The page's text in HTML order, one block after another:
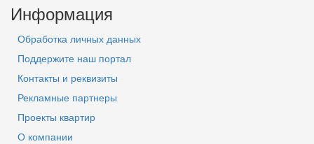
Информация
Обработка личных данных
Поддержите наш портал
Контакты и реквизиты
Рекламные партнеры
Проекты квартир
О компании